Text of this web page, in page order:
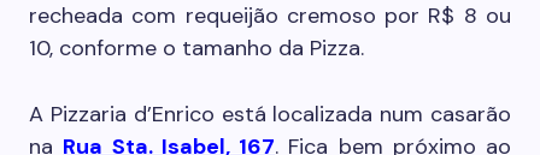
recheada com requeijão cremoso por R$ 8 ou
10, conforme o tamanho da Pizza.
A Pizzaria d’Enrico está localizada num casarão
na Rua Sta. Isabel, 167. Fica bem próximo ao